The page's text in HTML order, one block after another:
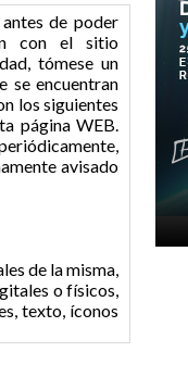
de poder
con el sitio
tómese un
se encuentran
los siguientes
página WEB.
avisado
de la misma,
o físicos,
texto, íconos